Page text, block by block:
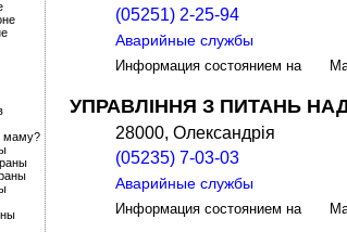
маму?
(05251) 2-25-94
Аварийные службы
Информация состоянием на
УПРАВЛІННЯ З ПИТАНЬ
28000, Олександрія
(05235) 7-03-03
Аварийные службы
Информация состоянием на